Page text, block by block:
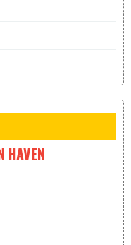
HAVEN